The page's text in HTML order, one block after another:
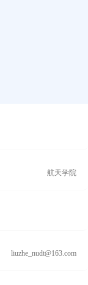
航天学院
liuzhe_nudt@163.com